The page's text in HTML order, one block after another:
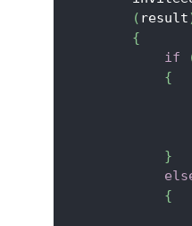
( result
{
if
{
}
{